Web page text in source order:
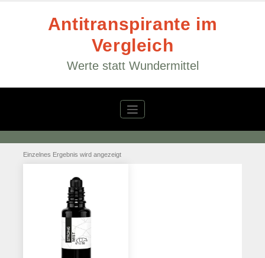
Antitranspirante im
Vergleich
Werte statt Wundermittel
Einzelnes Ergebnis wird angezeigt